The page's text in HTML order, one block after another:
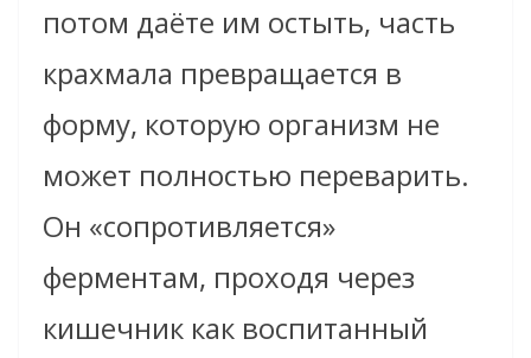
потом даёте им остыть, часть
крахмала превращается в
форму, которую организм не
может полностью переварить.
Он «сопротивляется»
ферментам, проходя через
кишечник как воспитанный